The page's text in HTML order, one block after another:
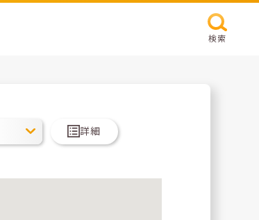
検索
詳細